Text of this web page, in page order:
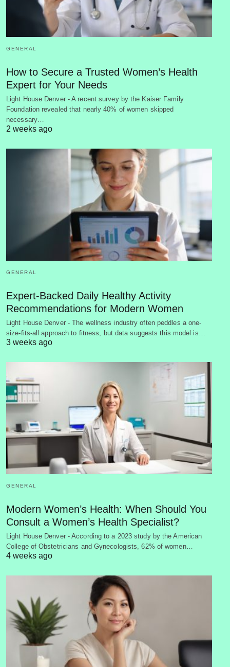
GENERAL
How to Secure a Trusted Women’s Health
Expert for Your Needs
Light House Denver - A recent survey by the Kaiser Family
Foundation revealed that nearly 40% of women skipped
necessary…
2 weeks ago
GENERAL
Expert-Backed Daily Healthy Activity
Recommendations for Modern Women
Light House Denver - The wellness industry often peddles a one-
size-fits-all approach to fitness, but data suggests this model is…
3 weeks ago
GENERAL
Modern Women’s Health: When Should You
Consult a Women’s Health Specialist?
Light House Denver - According to a 2023 study by the American
College of Obstetricians and Gynecologists, 62% of women…
4 weeks ago